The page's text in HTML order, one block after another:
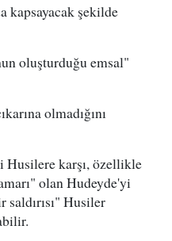
kapsayacak şekilde
oluşturduğu emsal"
olmadığını
Husilere karşı, özellikle
olan Hudeyde'yi
Husiler